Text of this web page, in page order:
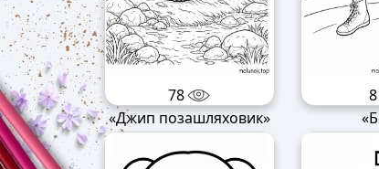
78
«Джип позашляховик»
8